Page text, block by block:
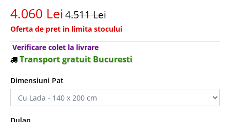
4.060 Lei4.511 Lei
Oferta de pret in limita stocului
Verificare colet la livrare
Transport gratuit Bucuresti
Dimensiuni Pat
Dulap